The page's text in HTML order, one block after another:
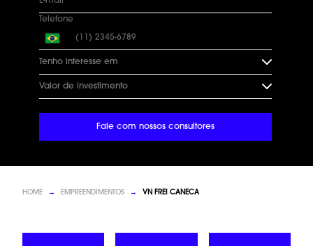
Telefone
Tenho interesse em
Valor de investimento
Fale com nossos consultores
HOME → EMPREENDIMENTOS → VN FREI CANECA